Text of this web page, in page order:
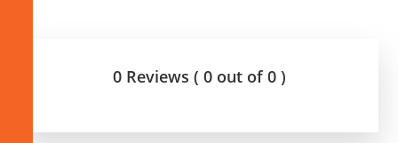
0 Reviews ( 0 out of 0 )